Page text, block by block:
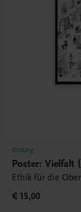
Bildung
Poster: Vielfalt
Ethik für die
€ 15,00